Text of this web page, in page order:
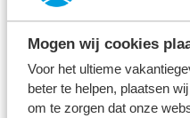
Mogen wij cookies
Voor het ultieme
beter te helpen, plaatsen
om te zorgen dat onze
ma 10 augustus - vr
4 nachten